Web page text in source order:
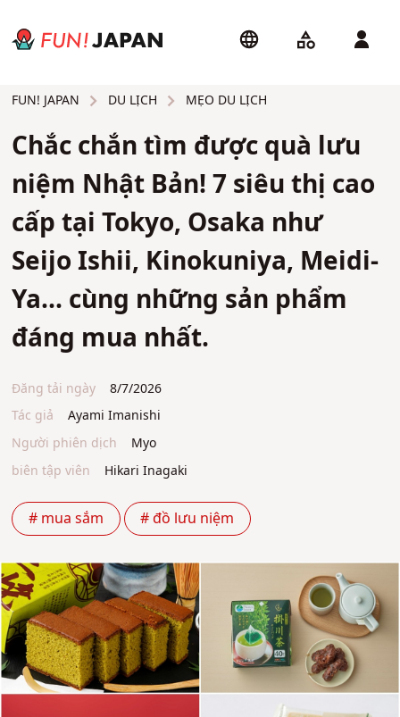
FUN! JAPAN DU LỊCH MẸO DU LỊCH
Chắc chắn tìm được quà lưu
niệm Nhật Bản! 7 siêu thị cao
cấp tại Tokyo, Osaka như
Seijo Ishii, Kinokuniya, Meidi-
Ya... cùng những sản phẩm
đáng mua nhất.
Đăng tải ngày
8/7/2026
Tác giả
Ayami Imanishi
Người phiên dịch
Myo
biên tập viên
Hikari Inagaki
# mua sắm # đồ lưu niệm